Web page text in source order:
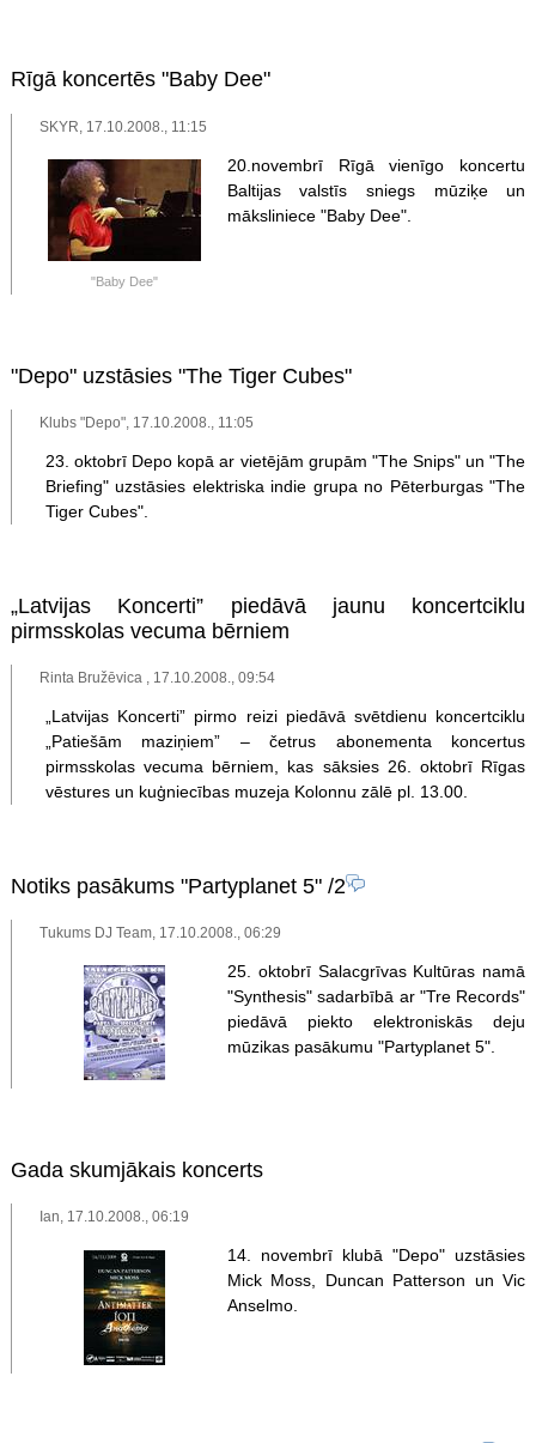
Rīgā koncertēs "Baby Dee"
SKYR, 17.10.2008., 11:15
"Baby Dee"
20.novembrī Rīgā vienīgo koncertu
Baltijas valstīs sniegs mūziķe un
māksliniece "Baby Dee".
"Depo" uzstāsies "The Tiger Cubes"
Klubs "Depo", 17.10.2008., 11:05
23. oktobrī Depo kopā ar vietējām grupām "The Snips" un "The
Briefing" uzstāsies elektriska indie grupa no Pēterburgas "The
Tiger Cubes".
„Latvijas Koncerti” piedāvā jaunu koncertciklu
pirmsskolas vecuma bērniem
Rinta Bružēvica , 17.10.2008., 09:54
„Latvijas Koncerti” pirmo reizi piedāvā svētdienu koncertciklu
„Patiešām maziņiem” – četrus abonementa koncertus
pirmsskolas vecuma bērniem, kas sāksies 26. oktobrī Rīgas
vēstures un kuģniecības muzeja Kolonnu zālē pl. 13.00.
Notiks pasākums "Partyplanet 5"/2
Tukums DJ Team, 17.10.2008., 06:29
25. oktobrī Salacgrīvas Kultūras namā
"Synthesis" sadarbībā ar "Tre Records"
piedāvā piekto elektroniskās deju
mūzikas pasākumu "Partyplanet 5".
Gada skumjākais koncerts
Ian, 17.10.2008., 06:19
14. novembrī klubā "Depo" uzstāsies
Mick Moss, Duncan Patterson un Vic
Anselmo.